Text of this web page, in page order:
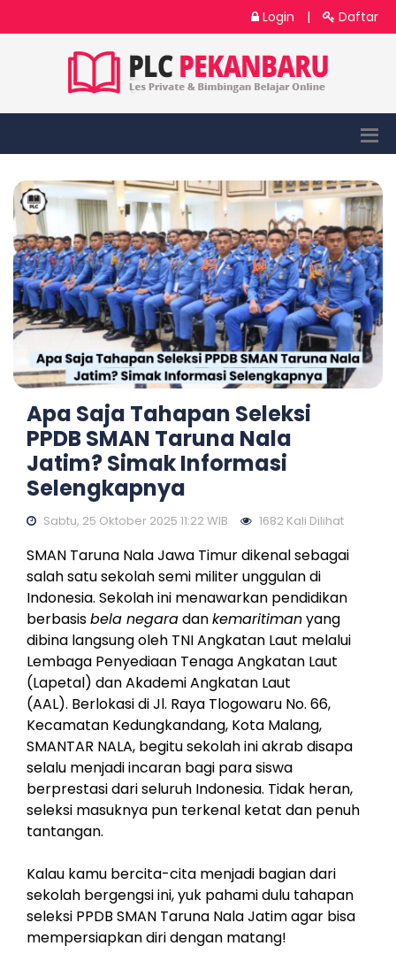
Login | Daftar
Apa Saja Tahapan Seleksi
PPDB SMAN Taruna Nala
Jatim? Simak Informasi
Selengkapnya
Sabtu, 25 Oktober 2025 11:22 WIB 1682 Kali Dilihat
SMAN Taruna Nala Jawa Timur dikenal sebagai
salah satu sekolah semi militer unggulan di
Indonesia. Sekolah ini menawarkan pendidikan
berbasisbela negaradankemaritimanyang
dibina langsung oleh TNI Angkatan Laut melalui
Lembaga Penyediaan Tenaga Angkatan Laut
(Lapetal) dan Akademi Angkatan Laut
(AAL). Berlokasi di Jl. Raya Tlogowaru No. 66,
Kecamatan Kedungkandang, Kota Malang,
SMANTAR NALA, begitu sekolah ini akrab disapa
selalu menjadi incaran bagi para siswa
berprestasi dari seluruh Indonesia. Tidak heran,
seleksi masuknya pun terkenal ketat dan penuh
tantangan.
Kalau kamu bercita-cita menjadi bagian dari
sekolah bergengsi ini, yuk pahami dulu tahapan
seleksi PPDB SMAN Taruna Nala Jatim agar bisa
mempersiapkan diri dengan matang!